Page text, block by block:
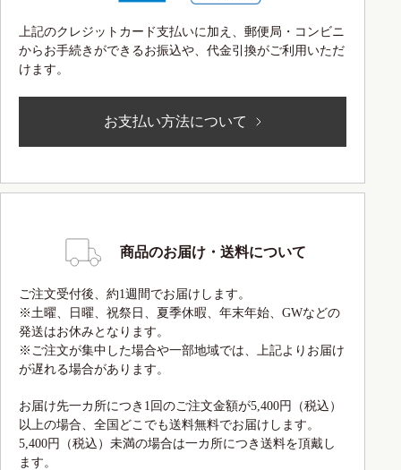
上記のクレジットカード支払いに加え、郵便局・コンビニ
からお手続きができるお振込や、代金引換がご利用いただ
けます。
お支払い方法について
商品のお届け・送料について
ご注文受付後、約1週間でお届けします。
※土曜、日曜、祝祭日、夏季休暇、年末年始、GWなどの
発送はお休みとなります。
※ご注文が集中した場合や一部地域では、上記よりお届け
が遅れる場合があります。
お届け先一カ所につき1回のご注文金額が5,400円（税込）
以上の場合、全国どこでも送料無料でお届けします。
5,400円（税込）未満の場合は一カ所につき送料を頂戴し
ます。